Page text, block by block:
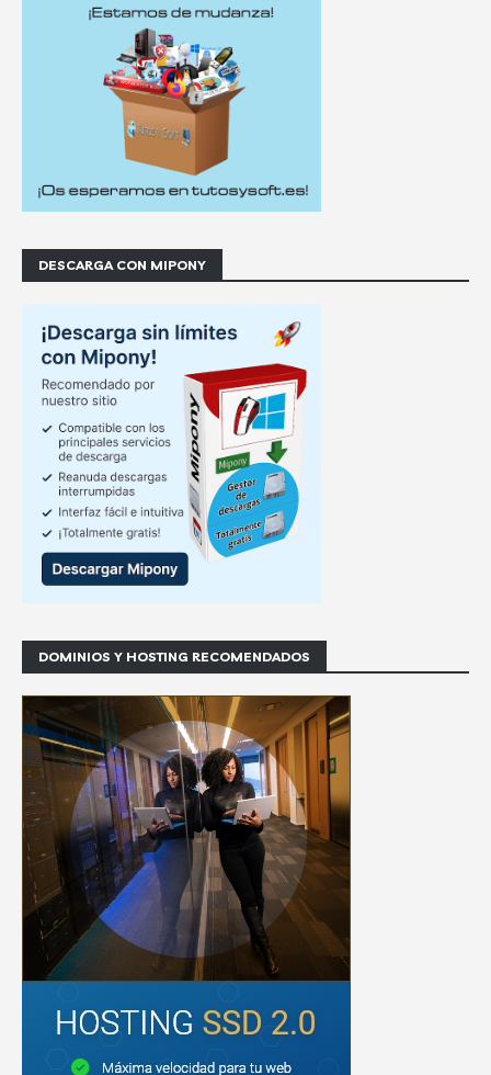
DESCARGA CON MIPONY
DOMINIOS Y HOSTING RECOMENDADOS